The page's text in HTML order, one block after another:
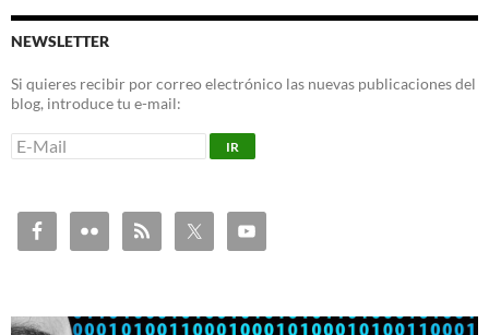
NEWSLETTER
Si quieres recibir por correo electrónico las nuevas publicaciones del
blog, introduce tu e-mail: